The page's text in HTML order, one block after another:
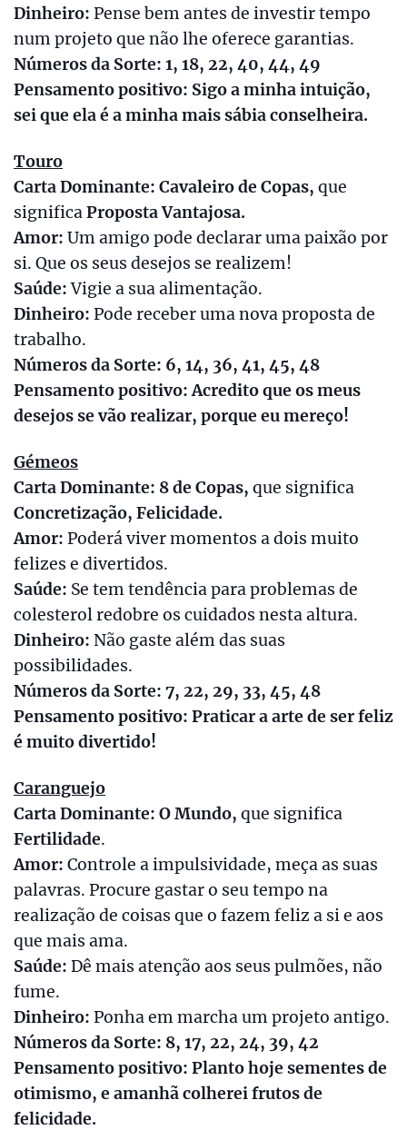
Dinheiro: Pense bem antes de investir tempo
num projeto que não lhe oferece garantias.
Números da Sorte: 1, 18, 22, 40, 44, 49
Pensamento positivo: Sigo a minha intuição,
sei que ela é a minha mais sábia conselheira.
Touro
Carta Dominante: Cavaleiro de Copas, que
significaProposta Vantajosa.
Amor: Um amigo pode declarar uma paixão por
si. Que os seus desejos se realizem!
Saúde:Vigie a sua alimentação.
Dinheiro: Pode receber uma nova proposta de
trabalho.
Números da Sorte: 6, 14, 36, 41, 45, 48
Pensamento positivo: Acredito que os meus
desejos se vão realizar, porque eu mereço!
Gémeos
Carta Dominante: 8 de Copas, que significa
Concretização, Felicidade.
Amor: Poderá viver momentos a dois muito
felizes e divertidos.
Saúde: Se tem tendência para problemas de
colesterol redobre os cuidados nesta altura.
Dinheiro: Não gaste além das suas
possibilidades.
Números da Sorte: 7, 22, 29, 33, 45, 48
Pensamento positivo: Praticar a arte de ser feliz
é muito divertido!
Caranguejo
Carta Dominante: O Mundo, que significa
Fertilidade.
Amor: Controle a impulsividade, meça as suas
palavras. Procure gastar o seu tempo na
realização de coisas que o fazem feliz a si e aos
que mais ama.
Saúde: Dê mais atenção aos seus pulmões, não
fume.
Dinheiro: Ponha em marcha um projeto antigo.
Números da Sorte: 8, 17, 22, 24, 39, 42
Pensamento positivo: Planto hoje sementes de
otimismo, e amanhã colherei frutos de
felicidade.